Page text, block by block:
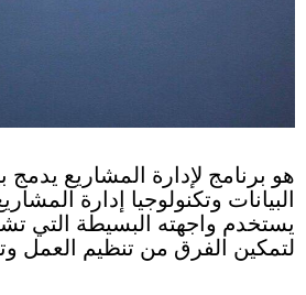
هو برنامج لإدارة المشاريع
البيانات وتكنولوجيا إدارة
يستخدم واجهته البسيطة التي
لتمكين الفرق من تنظيم العمل